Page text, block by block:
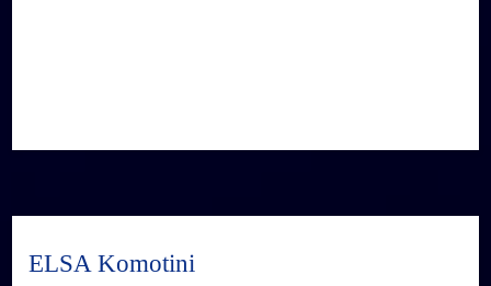
ELSA Komotini